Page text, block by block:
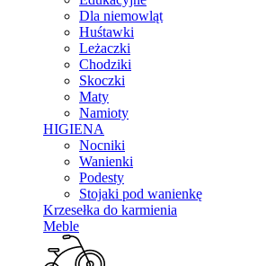
Dla niemowląt
Huśtawki
Leżaczki
Chodziki
Skoczki
Maty
Namioty
HIGIENA
Nocniki
Wanienki
Podesty
Stojaki pod wanienkę
Krzesełka do karmienia
Meble